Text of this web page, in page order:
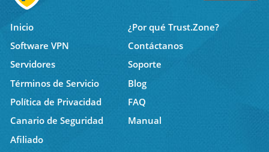
Inicio
¿Por qué Trust.Zone?
Software VPN
Contáctanos
Servidores
Soporte
Términos de Servicio
Blog
Política de Privacidad
FAQ
Canario de Seguridad
Manual
Afiliado